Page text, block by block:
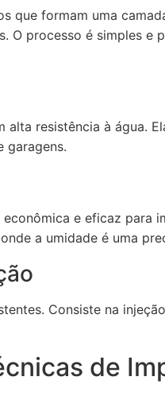
que formam uma
O processo é simples e
resistência à água.
garagens.
e eficaz para
a umidade é uma
Consiste na
de